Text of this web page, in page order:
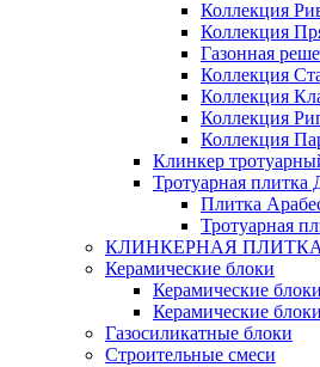
Коллекция
Коллекция
Газонная
Коллекция
Коллекция
Коллекция
Коллекция
Клинкер
Тротуарная плитка
Плитка
Тротуарная
КЛИНКЕРНАЯ ПЛИТКА
Керамические блоки
Керамические
Керамические
Газосиликатные блоки
Строительные смеси